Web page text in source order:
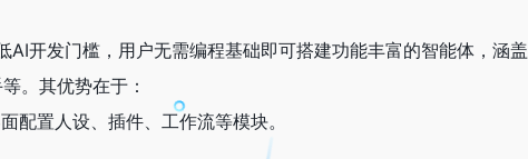
开发门槛，用户无需编程基础即可搭建功能丰富的智能体，涵盖
。其优势在于：
配置人设、插件、工作流等模块。